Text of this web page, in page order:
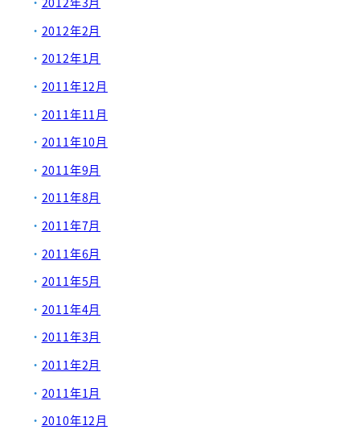
2012年2月
2012年1月
2011年12月
2011年11月
2011年10月
2011年9月
2011年8月
2011年7月
2011年6月
2011年5月
2011年4月
2011年3月
2011年2月
2011年1月
2010年12月